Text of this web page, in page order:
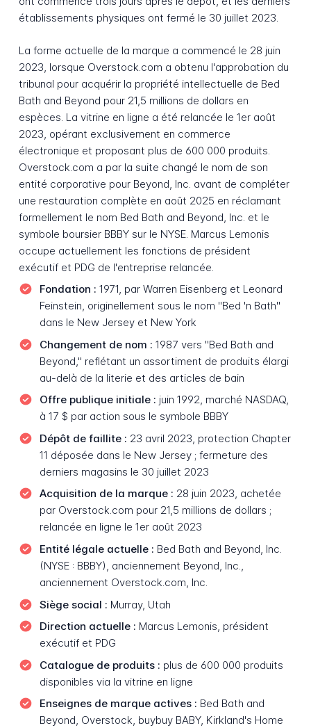
établissements physiques ont fermé le 30 juillet 2023.
La forme actuelle de la marque a commencé le 28 juin
2023, lorsque Overstock.com a obtenu l'approbation du
tribunal pour acquérir la propriété intellectuelle de Bed
Bath and Beyond pour 21,5 millions de dollars en
espèces. La vitrine en ligne a été relancée le 1er août
2023, opérant exclusivement en commerce
électronique et proposant plus de 600 000 produits.
Overstock.com a par la suite changé le nom de son
entité corporative pour Beyond, Inc. avant de compléter
une restauration complète en août 2025 en réclamant
formellement le nom Bed Bath and Beyond, Inc. et le
symbole boursier BBBY sur le NYSE. Marcus Lemonis
occupe actuellement les fonctions de président
exécutif et PDG de l'entreprise relancée.
Fondation : 1971, par Warren Eisenberg et Leonard
Feinstein, originellement sous le nom "Bed 'n Bath"
dans le New Jersey et New York
Changement de nom : 1987 vers "Bed Bath and
Beyond," reflétant un assortiment de produits élargi
au-delà de la literie et des articles de bain
Offre publique initiale : juin 1992, marché NASDAQ,
à 17 $ par action sous le symbole BBBY
Dépôt de faillite : 23 avril 2023, protection Chapter
11 déposée dans le New Jersey ; fermeture des
derniers magasins le 30 juillet 2023
Acquisition de la marque : 28 juin 2023, achetée
par Overstock.com pour 21,5 millions de dollars ;
relancée en ligne le 1er août 2023
Entité légale actuelle : Bed Bath and Beyond, Inc.
(NYSE : BBBY), anciennement Beyond, Inc.,
anciennement Overstock.com, Inc.
Siège social : Murray, Utah
Direction actuelle : Marcus Lemonis, président
exécutif et PDG
Catalogue de produits : plus de 600 000 produits
disponibles via la vitrine en ligne
Enseignes de marque actives : Bed Bath and
Beyond, Overstock, buybuy BABY, Kirkland's Home